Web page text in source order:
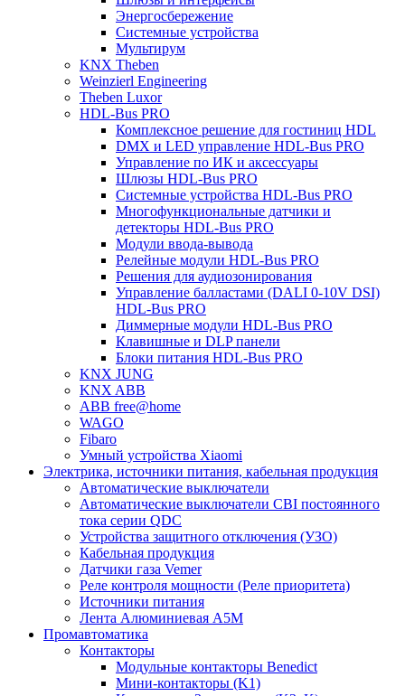
Энергосбережение
Системные устройства
Мультирум
KNX Theben
Weinzierl Engineering
Theben Luxor
HDL-Bus PRO
Комплексное решение для гостиниц HDL
DMX и LED управление HDL-Bus PRO
Управление по ИК и аксессуары
Шлюзы HDL-Bus PRO
Системные устройства HDL-Bus PRO
Многофункциональные датчики и
детекторы HDL-Bus PRO
Модули ввода-вывода
Релейные модули HDL-Bus PRO
Решения для аудиозонирования
Управление балластами (DALI 0-10V DSI)
HDL-Bus PRO
Диммерные модули HDL-Bus PRO
Клавишные и DLP панели
Блоки питания HDL-Bus PRO
KNX JUNG
KNX ABB
ABB free@home
WAGO
Fibaro
Умный устройства Xiaomi
Электрика, источники питания, кабельная продукция
Автоматические выключатели
Автоматические выключатели CBI постоянного
тока серии QDC
Устройства защитного отключения (УЗО)
Кабельная продукция
Датчики газа Vemer
Реле контроля мощности (Реле приоритета)
Источники питания
Лента Алюминиевая А5М
Промавтоматика
Контакторы
Модульные контакторы Benedict
Мини-контакторы (K1)